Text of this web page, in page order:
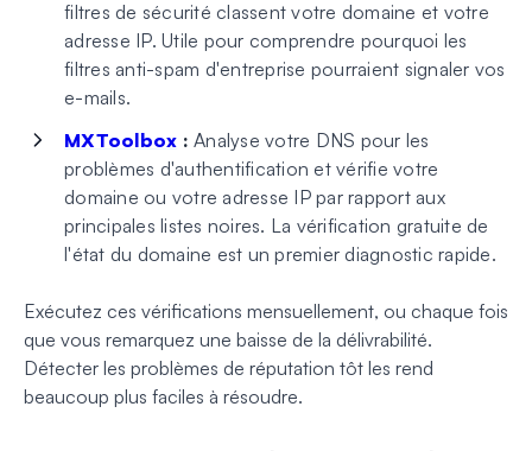
filtres de sécurité classent votre domaine et votre
adresse IP. Utile pour comprendre pourquoi les
filtres anti-spam d'entreprise pourraient signaler vos
e-mails.
MXToolbox : Analyse votre DNS pour les
problèmes d'authentification et vérifie votre
domaine ou votre adresse IP par rapport aux
principales listes noires. La vérification gratuite de
l'état du domaine est un premier diagnostic rapide.
Exécutez ces vérifications mensuellement, ou chaque fois
que vous remarquez une baisse de la délivrabilité.
Détecter les problèmes de réputation tôt les rend
beaucoup plus faciles à résoudre.